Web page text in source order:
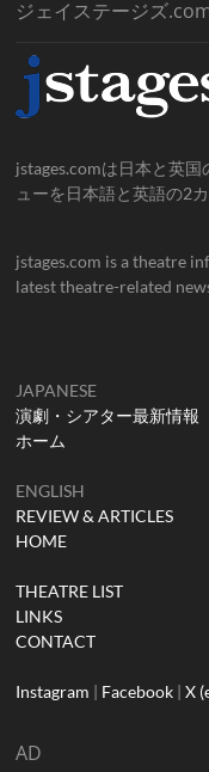
ジェイステージズ
jstages.comは日本と英
ューを日本語と英語の2
jstages.com is a theatre
latest theatre-related
JAPANESE
演劇・シアター最新情報
ホーム
ENGLISH
REVIEW & ARTICLES
HOME
THEATRE LIST
LINKS
CONTACT
Instagram | Facebook |X
AD